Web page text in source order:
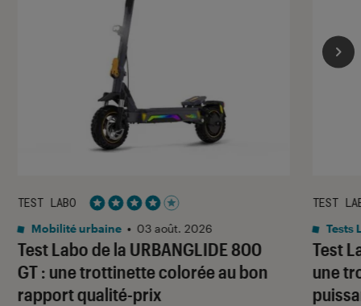
Test Labo de la URBANGLIDE 800
GT : une trottinette colorée au bon
rapport qualité-prix
TEST LABO
Noté 4 étoiles sur 5
Mobilité urbaine • 03 août. 2026
Test
une
TEST
Tests